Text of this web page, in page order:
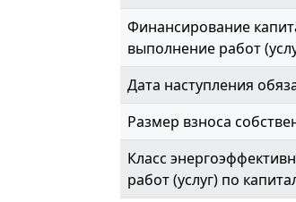
Финансирование
выполнение работ
Дата наступления
Размер взноса
Класс
работ (услуг) по